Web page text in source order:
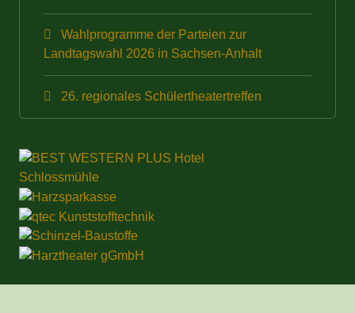
Wahlprogramme der Parteien zur
Landtagswahl 2026 in Sachsen-Anhalt
26. regionales Schülertheatertreffen